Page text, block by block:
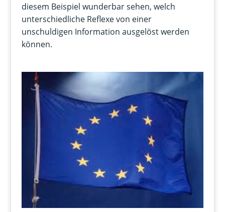
diesem Beispiel wunderbar sehen, welch
unterschiedliche Reflexe von einer
unschuldigen Information ausgelöst werden
können.